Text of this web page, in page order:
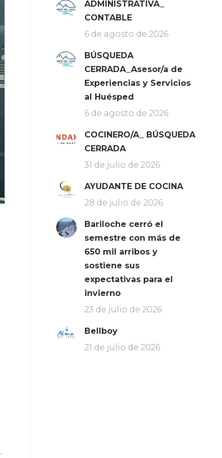
ADMINISTRATIVA_
CONTABLE
6 de agosto de 2026
BÚSQUEDA
CERRADA_Asesor/a de
Experiencias y Servicios
al Huésped
6 de agosto de 2026
COCINERO/A_ BÚSQUEDA
CERRADA
31 de julio de 2026
AYUDANTE DE COCINA
28 de julio de 2026
Bariloche cerró el
semestre con más de
650 mil arribos y
sostiene sus
expectativas para el
invierno
23 de julio de 2026
Bellboy
21 de julio de 2026